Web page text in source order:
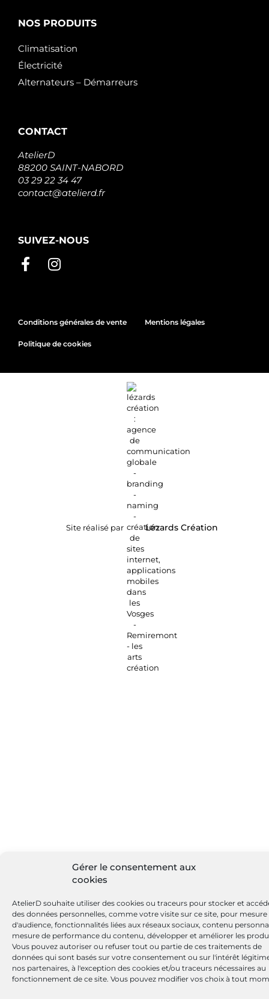
Gérer le consentement aux
cookies
AtelierD souhaite utiliser des cookies ou traceurs pour stocker et
des données personnelles, comme votre visite sur ce site, pour mesure
d'audience, fonctionnalités liées aux réseaux sociaux, contenu
mesure de performance du contenu, développer et améliorer les
Vous pouvez autoriser ou refuser tout ou partie de ces traitements de
données qui sont basés sur votre consentement ou sur l'intérêt
nos partenaires, à l'exception des cookies et/ou traceurs nécessaires au
fonctionnement de ce site. Vous pouvez modifier vos choix à tout
NOS PRODUITS
Climatisation
Électricité
Alternateurs – Démarreurs
CONTACT
AtelierD
88200 SAINT-NABORD
03 29 22 34 47
contact@atelierd.fr
SUIVEZ-NOUS
Conditions générales de vente Mentions légales
Politique de cookies
Site réalisé par Lézards Création